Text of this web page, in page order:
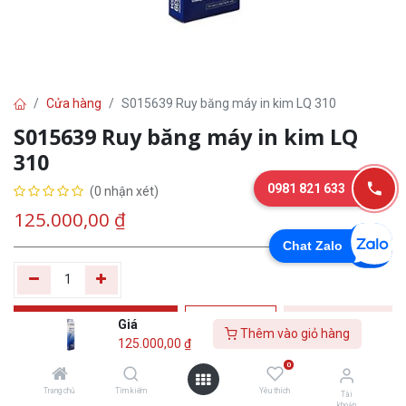
Giá
125.000,00 ₫
Thêm vào giỏ hàng
Trang chủ Tìm kiếm
0
Yêu thích
Tài
Cửa hàng S015639 Ruy băng máy in kim LQ 310
S015639 Ruy băng máy in kim LQ
310
(0 nhận xét)
125.000,00 ₫
Thêm vào giỏ
Tư
vấn
Mua
ngay
Yêu thích
Chat Zalo
0981 821 633